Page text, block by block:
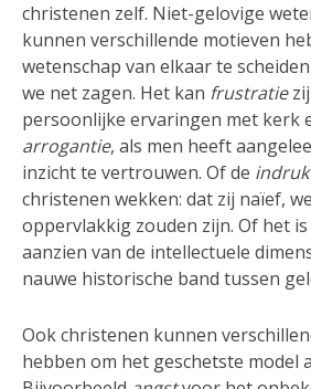
christenen zelf. Niet-gelovige
kunnen verschillende motieven
wetenschap van elkaar te
we net zagen. Het kan frustratie
persoonlijke ervaringen met kerk
arrogantie, als men heeft
inzicht te vertrouwen. Of de indruk
christenen wekken: dat zij naïef,
oppervlakkig zouden zijn. Of het is
aanzien van de intellectuele
nauwe historische band tussen
Ook christenen kunnen
hebben om het geschetste model